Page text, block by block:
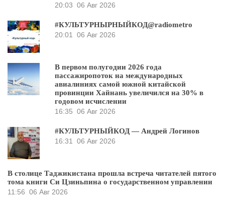
20:03 06 Авг 2026
#КУЛЬТУРНЫРНЫЙКОД@radiometro
20:01
06 Авг 2026
В первом полугодии 2026 года
пассажиропоток на международных
авиалиниях самой южной китайской
провинции Хайнань увеличился на 30% в
годовом исчислении
16:35 06 Авг 2026
#КУЛЬТУРНЫЙКОД — Андрей Логинов
16:31
06 Авг 2026
В столице Таджикистана прошла встреча читателей пятого
тома книги Си Цзиньпина о государственном управлении
11:56 06 Авг 2026